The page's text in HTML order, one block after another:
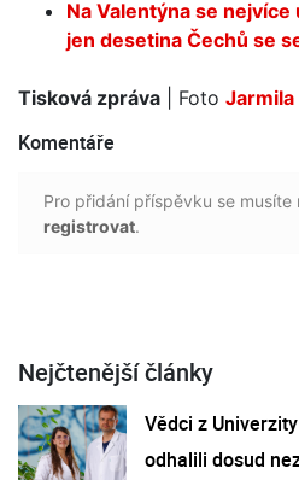
Na Valentýna se
jen desetina Čechů se
Tisková zpráva | Foto Jarmila
Komentáře
Pro přidání příspěvku se musíte
registrovat.
Nejčtenější články
Vědci z
odhalili dosud